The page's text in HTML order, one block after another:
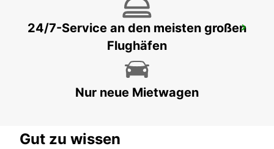
GÖTEBORG MOLNDAL
GOTHENBURG - SWEDEN
24/7-Service an den meisten großen
Flughäfen
Nur neue Mietwagen
Gut zu wissen